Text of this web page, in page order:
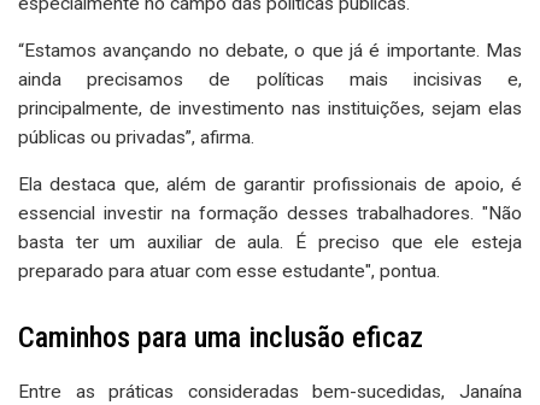
“Estamos avançando no debate, o que já é importante. Mas
ainda precisamos de políticas mais incisivas e,
principalmente, de investimento nas instituições, sejam elas
públicas ou privadas”, afirma.
Ela destaca que, além de garantir profissionais de apoio, é
essencial investir na formação desses trabalhadores. "Não
basta ter um auxiliar de aula. É preciso que ele esteja
preparado para atuar com esse estudante", pontua.
Caminhos para uma inclusão eficaz
Entre as práticas consideradas bem-sucedidas, Janaína